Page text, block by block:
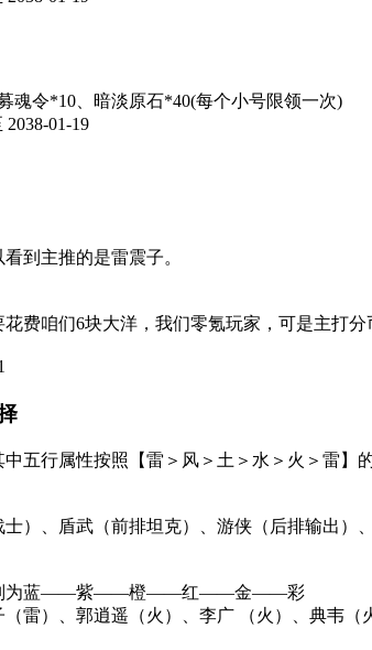
魂令*10、暗淡原石*40(每个小号限领一次)
2038-01-19
到主推的是雷震子。
花费咱们6块大洋，我们零氪玩家，可是主打分
五行属性按照【雷＞ 风＞ 土＞ 水＞ 火＞ 雷】
）、盾武（前排坦克）、游侠（后排输出）
为蓝——紫——橙——红——金——彩
雷） 郭逍遥（火） 李广 （火） 典韦（